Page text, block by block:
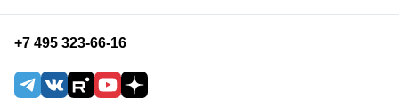
+7 495 323-66-16